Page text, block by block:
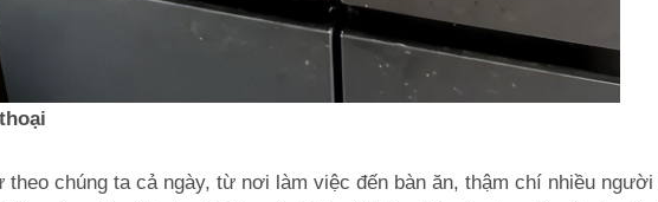
theo chúng ta cả ngày, từ nơi làm việc đến bàn ăn, thậm chí nhiều